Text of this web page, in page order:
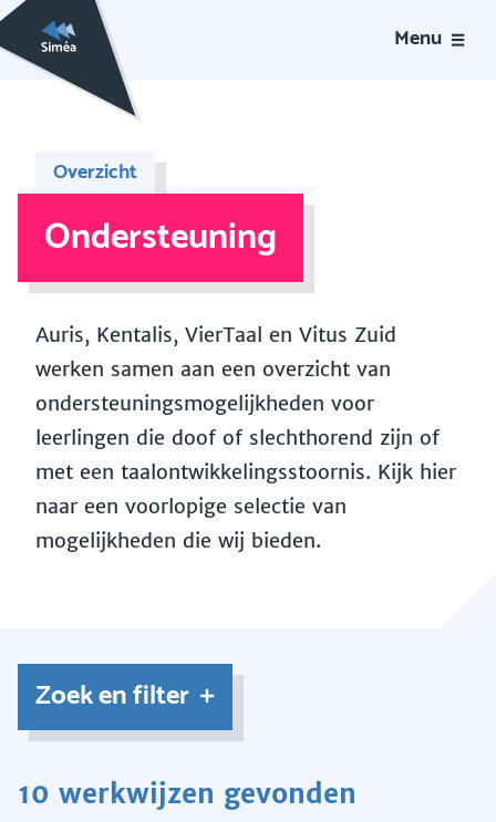
Menu
Overzicht
Ondersteuning
Auris, Kentalis, VierTaal en Vitus Zuid
werken samen aan een overzicht van
ondersteuningsmogelijkheden voor
leerlingen die doof of slechthorend zijn of
met een taalontwikkelingsstoornis. Kijk hier
naar een voorlopige selectie van
mogelijkheden die wij bieden.
Zoek en filter
10 werkwijzen gevonden